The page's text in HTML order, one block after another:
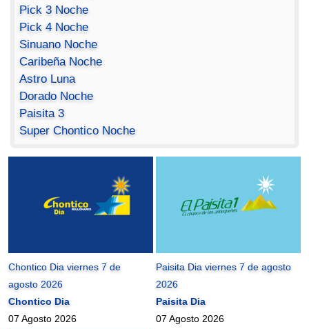
Pick 3 Noche
Pick 4 Noche
Sinuano Noche
Caribeña Noche
Astro Luna
Dorado Noche
Paisita 3
Super Chontico Noche
Chontico Dia viernes 7 de
agosto 2026
Chontico Dia
07 Agosto 2026
Paisita Dia viernes 7 de agosto
2026
Paisita Dia
07 Agosto 2026